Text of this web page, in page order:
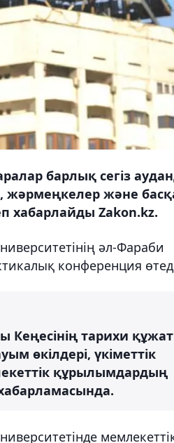
барлық сегіз
жәрмеңкелер және
хабарлайды Zakon.kz.
әл-Фараби
конференция
тарихи құжат
өкілдері, үкіметтік
құрылымдардың